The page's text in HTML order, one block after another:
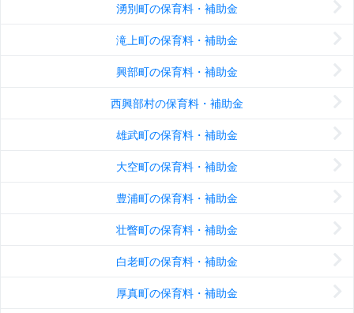
湧別町の保育料・補助金
滝上町の保育料・補助金
興部町の保育料・補助金
西興部村の保育料・補助金
雄武町の保育料・補助金
大空町の保育料・補助金
豊浦町の保育料・補助金
壮瞥町の保育料・補助金
白老町の保育料・補助金
厚真町の保育料・補助金